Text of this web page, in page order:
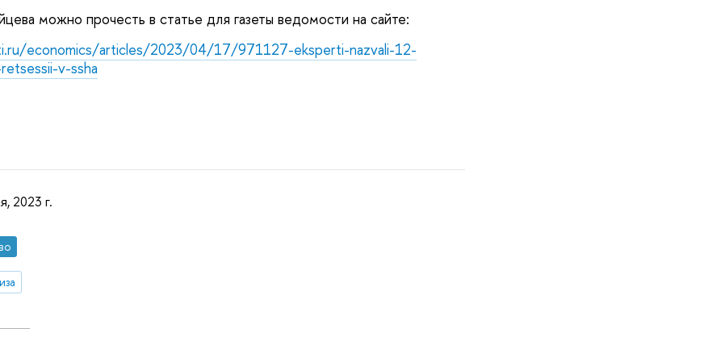
можно прочесть в статье для газеты ведомости на сайте:
economics/articles/2023/04/17/971127-eksperti-nazvali-12-
v-ssha
2023 г.